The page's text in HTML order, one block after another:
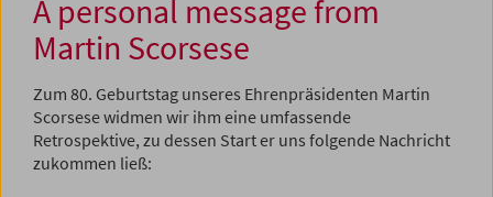
A personal message from
Martin Scorsese
Zum 80. Geburtstag unseres Ehrenpräsidenten Martin
Scorsese widmen wir ihm eine umfassende
Retrospektive, zu dessen Start er uns folgende Nachricht
zukommen ließ: